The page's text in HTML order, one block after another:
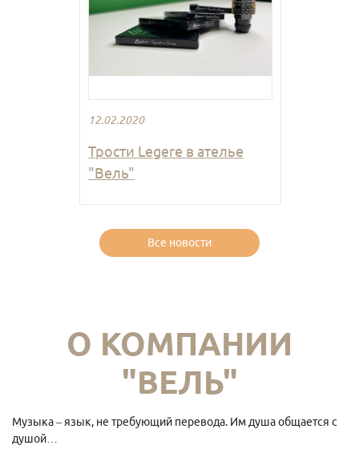
12.02.2020
Трости Legere в ателье
"Вель"
Все новости
О КОМПАНИИ
"ВЕЛЬ"
Музыка – язык, не требующий перевода. Им душа общается с
душой…